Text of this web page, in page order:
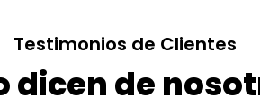
Testimonios de Clientes
dicen de